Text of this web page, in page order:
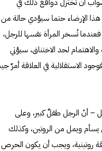
أن تختزل دوافع ذلك في
الإرضاء حتما سيؤدي حالة من
تُسخر المرأة نفسها للرجل،
والاهتمام لحد الاختناق، سيؤتي
الاستقلالية في العلاقة أمرٌ
– أنّ الرجل طفلٌ كبير، وعلى
ويمل من الروتين، وكذلك
روتينية، ويجب أن يكون الحرص